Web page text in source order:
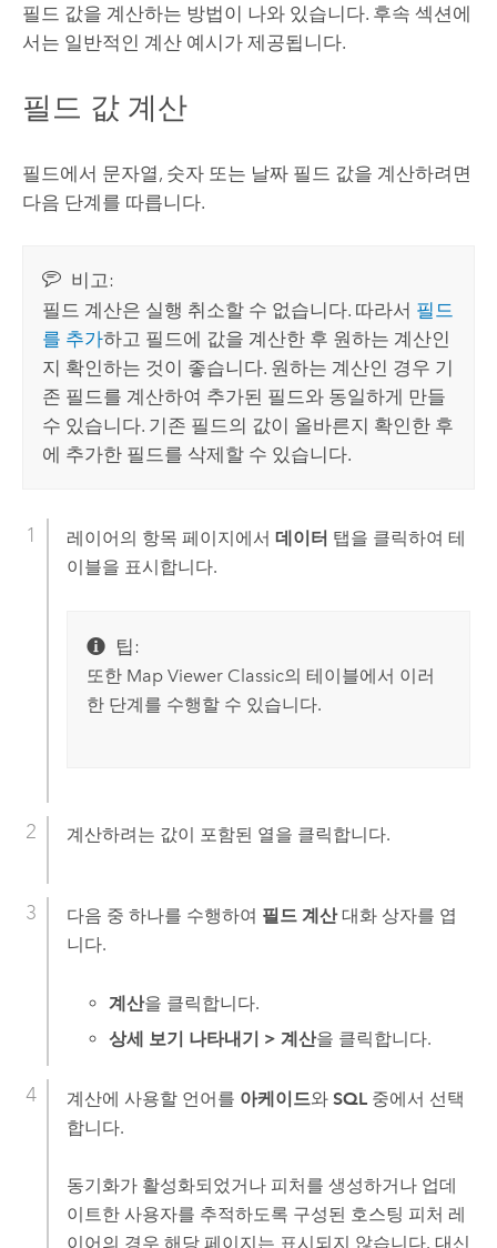
필드 값을 계산하는 방법이 나와 있습니다. 후속 섹션에
서는 일반적인 계산 예시가 제공됩니다.
필드 값 계산
필드에서 문자열, 숫자 또는 날짜 필드 값을 계산하려면
다음 단계를 따릅니다.
비고:
필드 계산은 실행 취소할 수 없습니다. 따라서 필드
를 추가하고 필드에 값을 계산한 후 원하는 계산인
지 확인하는 것이 좋습니다. 원하는 계산인 경우 기
존 필드를 계산하여 추가된 필드와 동일하게 만들
수 있습니다. 기존 필드의 값이 올바른지 확인한 후
에 추가한 필드를 삭제할 수 있습니다.
레이어의 항목 페이지에서 데이터 탭을 클릭하여 테
이블을 표시합니다.
팁:
또한 Map Viewer Classic의 테이블에서 이러
한 단계를 수행할 수 있습니다.
계산하려는 값이 포함된 열을 클릭합니다.
다음 중 하나를 수행하여 필드 계산대화 상자를 엽
니다.
계산을 클릭합니다.
상세 보기 나타내기 > 계산을 클릭합니다.
계산에 사용할 언어를 아케이드와 SQL중에서 선택
합니다.
동기화가 활성화되었거나 피처를 생성하거나 업데
이트한 사용자를 추적하도록 구성된 호스팅 피처 레
이어의 경우 해당 페이지는 표시되지 않습니다. 대신